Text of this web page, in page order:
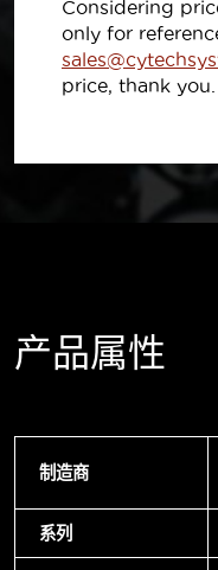
Considering
only for
price, thank you.
产品属性
制造商
系列